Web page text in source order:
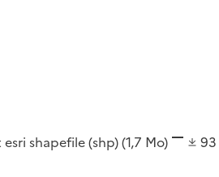
esri shapefile (shp)(1,7 Mo) 93